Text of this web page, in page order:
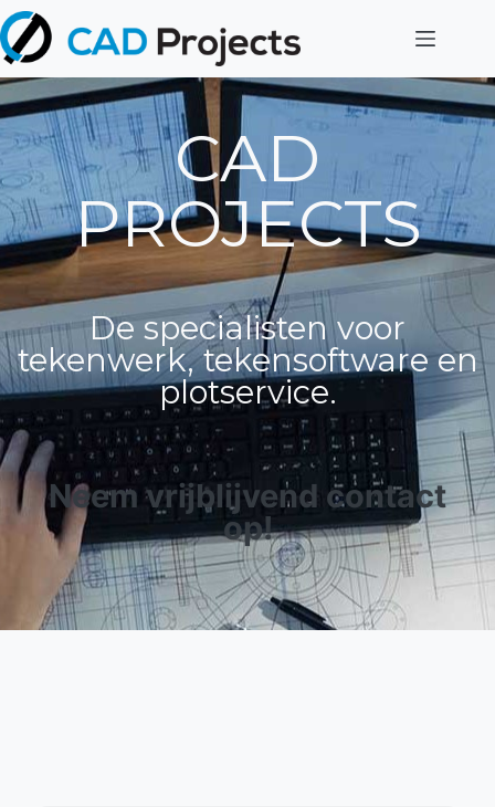
CAD
PROJECTS
De specialisten voor
tekenwerk, tekensoftware en
plotservice.
Neem vrijblijvend contact
op!